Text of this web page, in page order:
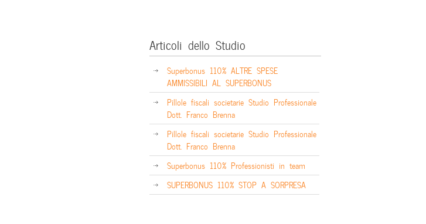
Articoli dello Studio
Superbonus 110% ALTRE SPESE
AMMISSIBILI AL SUPERBONUS
Pillole fiscali societarie Studio Professionale
Dott. Franco Brenna
Pillole fiscali societarie Studio Professionale
Dott. Franco Brenna
Superbonus 110% Professionisti in team
SUPERBONUS 110% STOP A SORPRESA